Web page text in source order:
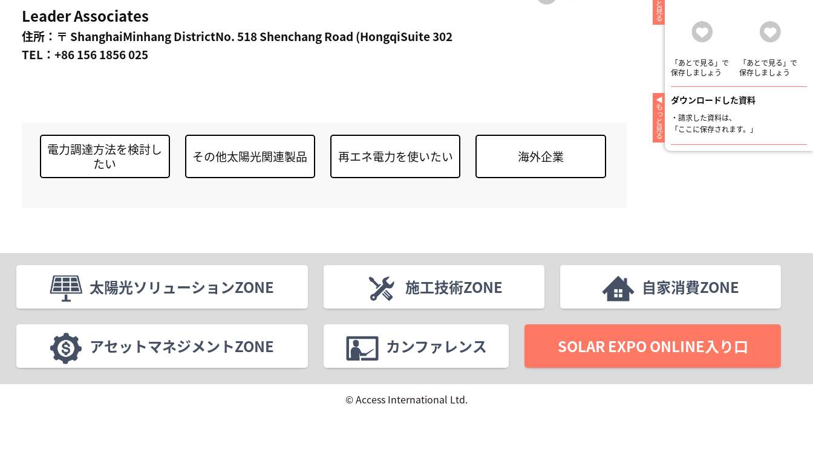
Leader Associates
住所：〒 ShanghaiMinhang DistrictNo. 518 Shenchang Road (HongqiSuite 302
TEL：+86 156 1856 025
電力調達方法を検討し
たい
その他太陽光関連製品 再エネ電力を使いたい 海外企業
「あとで見る」で
保存しましょう
「あとで見る」で
保存しましょう
ダウンロードした資料
・ 請求した資料は、
「ここに保存されます。」
もっと見る
太陽光ソリューションZONE 施工技術ZONE 自家消費ZONE
アセットマネジメントZONE カンファレンス SOLAR EXPO ONLINE入り口
© Access International Ltd.